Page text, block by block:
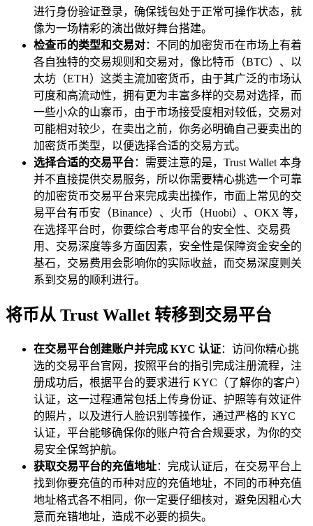
进行身份验证登录，确保钱包处于正常可操作状态，就
像为一场精彩的演出做好舞台搭建。
检查币的类型和交易对：不同的加密货币在市场上有着
各自独特的交易规则和交易对，像比特币（BTC）、以
太坊（ETH）这类主流加密货币，由于其广泛的市场认
可度和高流动性，拥有更为丰富多样的交易对选择，而
一些小众的山寨币，由于市场接受度相对较低，交易对
可能相对较少，在卖出之前，你务必明确自己要卖出的
加密货币类型，以便选择合适的交易方式。
选择合适的交易平台：需要注意的是，Trust Wallet 本身
并不直接提供交易服务，所以你需要精心挑选一个可靠
的加密货币交易平台来完成卖出操作，市面上常见的交
易平台有币安（Binance）、火币（Huobi）、OKX 等，
在选择平台时，你要综合考虑平台的安全性、交易费
用、交易深度等多方面因素，安全性是保障资金安全的
基石，交易费用会影响你的实际收益，而交易深度则关
系到交易的顺利进行。
将币从 Trust Wallet 转移到交易平台
在交易平台创建账户并完成 KYC 认证：访问你精心挑
选的交易平台官网，按照平台的指引完成注册流程，注
册成功后，根据平台的要求进行 KYC（了解你的客户）
认证，这一过程通常包括上传身份证、护照等有效证件
的照片，以及进行人脸识别等操作，通过严格的 KYC
认证，平台能够确保你的账户符合合规要求，为你的交
易安全保驾护航。
获取交易平台的充值地址：完成认证后，在交易平台上
找到你要充值的币种对应的充值地址，不同的币种充值
地址格式各不相同，你一定要仔细核对，避免因粗心大
意而充错地址，造成不必要的损失。